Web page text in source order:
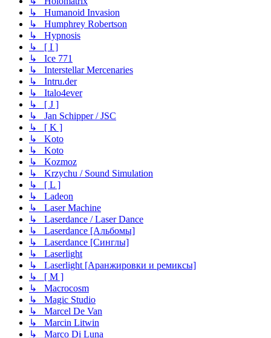
↳ Humanoid Invasion
↳ Humphrey Robertson
↳ Hypnosis
↳ [ I ]
↳ Ice 771
↳ Interstellar Mercenaries
↳ Intru.der
↳ Italo4ever
↳ [ J ]
↳ Jan Schipper / JSC
↳ [ K ]
↳ Koto
↳ Koto
↳ Kozmoz
↳ Krzychu / Sound Simulation
↳ [ L ]
↳ Ladeon
↳ Laser Machine
↳ Laserdance / Laser Dance
↳ Laserdance [Альбомы]
↳ Laserdance [Синглы]
↳ Laserlight
↳ Laserlight [Аранжировки и ремиксы]
↳ [ M ]
↳ Macrocosm
↳ Magic Studio
↳ Marcel De Van
↳ Marcin Litwin
↳ Marco Di Luna